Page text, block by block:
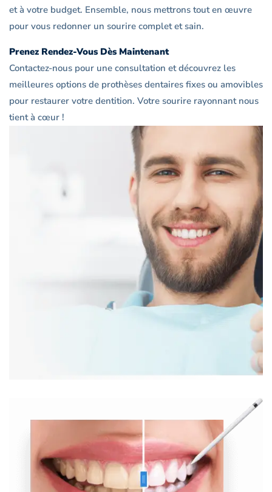
et à votre budget. Ensemble, nous mettrons tout en œuvre
pour vous redonner un sourire complet et sain.
Prenez Rendez-Vous Dès Maintenant
Contactez-nous pour une consultation et découvrez les
meilleures options de prothèses dentaires fixes ou amovibles
pour restaurer votre dentition. Votre sourire rayonnant nous
tient à cœur !